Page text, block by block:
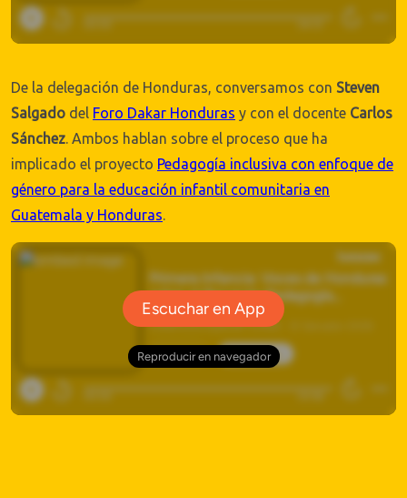
De la delegación de Honduras, conversamos con Steven
Salgado del Foro Dakar Honduras y con el docente Carlos
Sánchez. Ambos hablan sobre el proceso que ha
implicado el proyecto Pedagogía inclusiva con enfoque de
género para la educación infantil comunitaria en
Guatemala y Honduras.